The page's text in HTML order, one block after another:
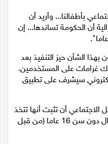
بأطفالنا... وأريد أن
أن الحكومة تساندها... إن
بهذا الشأن حيز التنفيذ بعد
غرامات على المستخدمين.
سيشرف على تطبيق
أن تثبت أنها تتخذ
خطوات معقولة لمنع وصول الأطفال دون سن 16 عاما (من قبل